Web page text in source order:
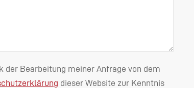
der Bearbeitung meiner Anfrage von dem
dieser Website zur Kenntnis